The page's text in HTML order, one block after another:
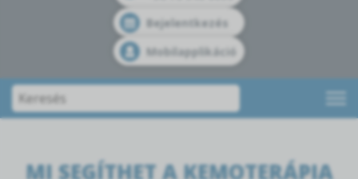
Bejelentkezés
Mobilapplikáció
MI SEGÍTHET A KEMOTERÁPIA